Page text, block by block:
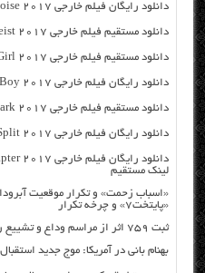
دانلود رایگان فیلم خارجی Eloise 2017 با لینک مستقیم
دانلود مستقیم فیلم خارجی Essex Heist 2017 از سرور سایت
دانلود مستقیم فیلم خارجی Get the Girl 2017 از سرور سایت
دانلود رایگان فیلم خارجی iBoy 2017 با لینک مستقیم
دانلود مستقیم فیلم خارجی Justice League Dark 2017 از سرور سایت
دانلود رایگان فیلم خارجی Split 2017 با لینک مستقیم
لینک مستقیم
«اسباب زحمت» و تکرار موقعیت
«پایتخت۷» و چرخه تکرار
ثبت ۷۵۹ اثر از مراسم وداع و تشییع رهبر شهید انقلاب
بهنام بانی در آمریکا: موج جدید